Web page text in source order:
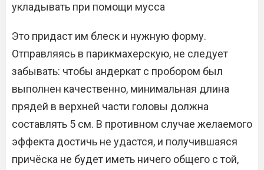
укладывать при помощи мусса
Это придаст им блеск и нужную форму.
Отправляясь в парикмахерскую, не следует
забывать: чтобы андеркат с пробором был
выполнен качественно, минимальная длина
прядей в верхней части головы должна
составлять 5 см. В противном случае желаемого
эффекта достичь не удастся, и получившаяся
причёска не будет иметь ничего общего с той,